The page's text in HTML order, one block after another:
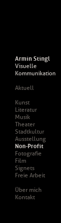
Armin Stingl
Visuelle
Kommunikation
Aktuell
Kunst
Literatur
Musik
Theater
Stadtkultur
Ausstellung
Non-Profit
Fotografie
Film
Signets
Freie Arbeit
Über mich
Kontakt